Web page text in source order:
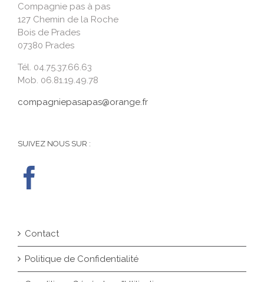
Compagnie pas à pas
127 Chemin de la Roche
Bois de Prades
07380 Prades
Tél. 04.75.37.66.63
Mob. 06.81.19.49.78
compagniepasapas@orange.fr
SUIVEZ NOUS SUR :
Contact
Politique de Confidentialité